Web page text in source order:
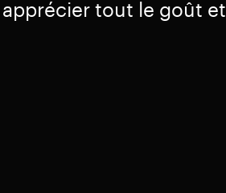
apprécier tout le goût